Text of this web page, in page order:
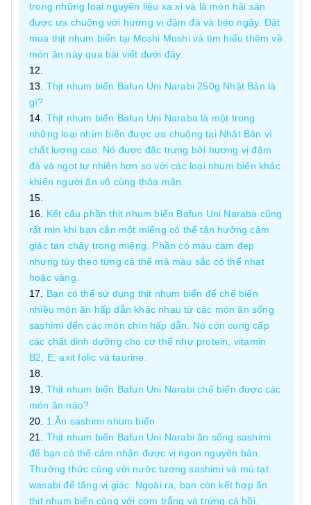
trong những loại nguyên liệu xa xỉ và là món hải sản
được ưa chuộng với hương vị đậm đà và béo ngậy. Đặt
mua thịt nhum biển tại Moshi Moshi và tìm hiểu thêm về
món ăn này qua bài viết dưới đây.
Thịt nhum biển Bafun Uni Narabi 250g Nhật Bản là
gì?
Thịt nhum biển Bafun Uni Naraba là một trong
những loại nhím biển được ưa chuộng tại Nhật Bản vì
chất lượng cao. Nó được đặc trưng bởi hương vị đậm
đà và ngọt tự nhiên hơn so với các loại nhum biển khác
khiến người ăn vô cùng thỏa mãn.
Kết cấu phần thịt nhum biển Bafun Uni Naraba cũng
rất mịn khi bạn cắn một miếng có thể tận hưởng cảm
giác tan chảy trong miệng. Phần có màu cam đẹp
nhưng tùy theo từng cá thể mà màu sắc có thể nhạt
hoặc vàng.
Bạn có thể sử dụng thịt nhum biển để chế biến
nhiều món ăn hấp dẫn khác nhau từ các món ăn sống
sashimi đến các món chín hấp dẫn. Nó còn cung cấp
các chất dinh dưỡng cho cơ thể như protein, vitamin
B2, E, axit folic và taurine.
Thịt nhum biển Bafun Uni Narabi chế biến được các
món ăn nào?
1.Ăn sashimi nhum biển
Thịt nhum biển Bafun Uni Narabi ăn sống sashimi
để bạn có thể cảm nhận được vị ngon nguyên bản.
Thưởng thức cùng với nước tương sashimi và mù tạt
wasabi để tăng vị giác. Ngoài ra, bạn còn kết hợp ăn
thịt nhum biển cùng với cơm trắng và trứng cá hồi.